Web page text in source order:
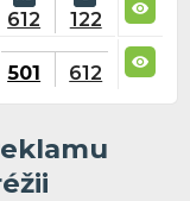
612 122
501 612